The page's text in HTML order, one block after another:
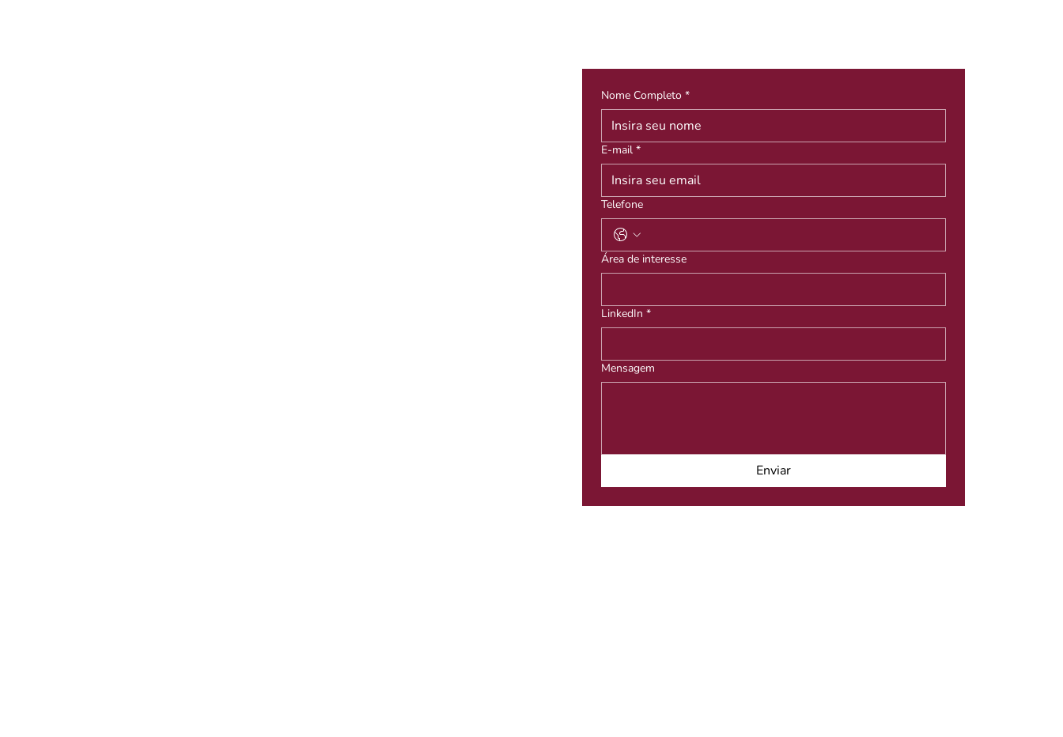
Nome Completo *
E-mail *
Telefone
Área de interesse
LinkedIn *
Mensagem
Enviar